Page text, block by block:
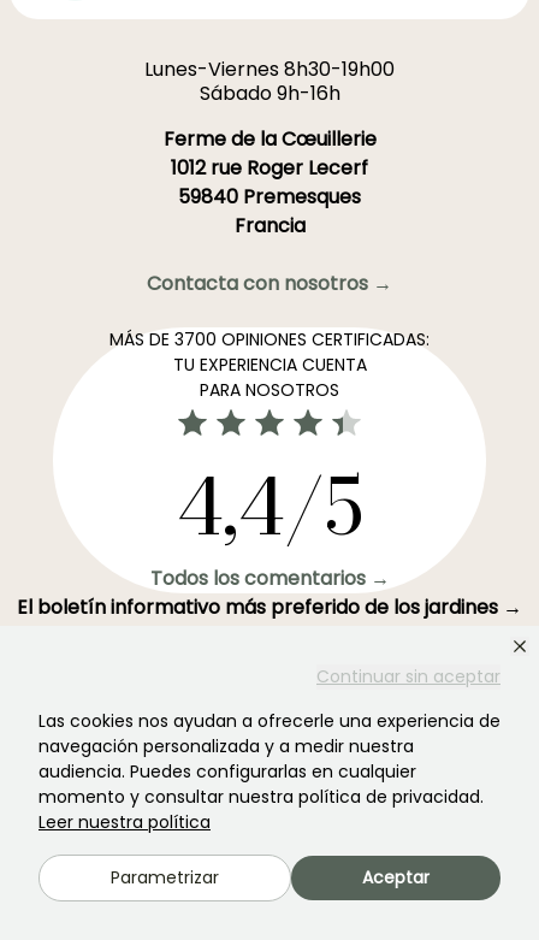
Continuar sin aceptar
Las cookies nos ayudan a ofrecerle una experiencia de
navegación personalizada y a medir nuestra
audiencia. Puedes configurarlas en cualquier
momento y consultar nuestra política de privacidad.
Leer nuestra política
Parametrizar Aceptar
Lunes-Viernes 8h30-19h00
Sábado 9h-16h
Ferme de la Cœuillerie
1012 rue Roger Lecerf
59840 Premesques
Francia
Contacta con nosotros →
MÁS DE 3700 OPINIONES CERTIFICADAS:
TU EXPERIENCIA CUENTA
PARA NOSOTROS
4,4/5
Todos los comentarios →
El boletín informativo más preferido de los jardines →
Recibe nuestros consejos y ofertas para disfrutar de tu
jardin en todas las estaciones del año
Registrarse →
Este formulario está protegido por reCAPTCHA. Se aplican lapolítica de
términos de servicio